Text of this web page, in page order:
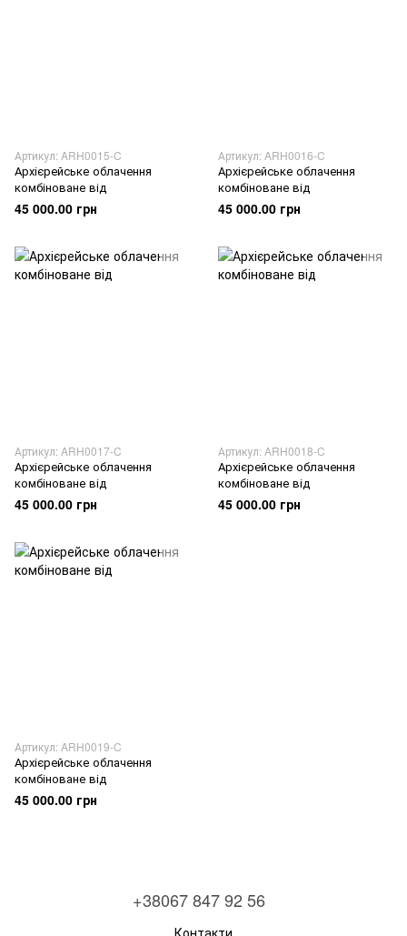
Артикул: ARH0015-C
Архієрейське облачення
комбіноване від
45 000.00 грн
Артикул: ARH0016-C
Архієрейське облачення
комбіноване від
45 000.00 грн
Артикул: ARH0017-C
Архієрейське облачення
комбіноване від
45 000.00 грн
Артикул: ARH0018-C
Архієрейське облачення
комбіноване від
45 000.00 грн
Артикул: ARH0019-C
Архієрейське облачення
комбіноване від
45 000.00 грн
+38067 847 92 56
Контакти